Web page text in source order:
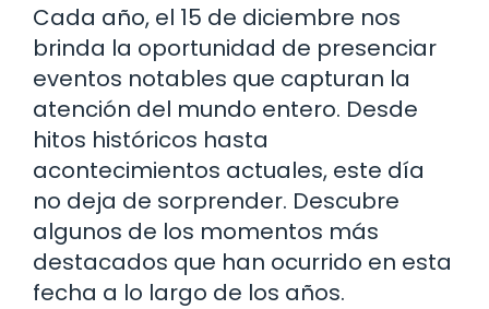
Cada año, el 15 de diciembre nos
brinda la oportunidad de presenciar
eventos notables que capturan la
atención del mundo entero. Desde
hitos históricos hasta
acontecimientos actuales, este día
no deja de sorprender. Descubre
algunos de los momentos más
destacados que han ocurrido en esta
fecha a lo largo de los años.